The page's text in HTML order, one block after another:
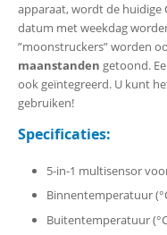
apparaat, wordt de huidige
datum met weekdag
”moonstruckers” worden
maanstanden getoond.
ook geïntegreerd. U kunt
gebruiken!
Specificaties:
5-in-1 multisensor
Binnentemperatuur
Buitentemperatuur